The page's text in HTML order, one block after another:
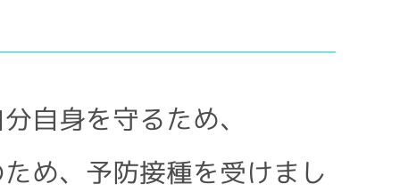
自身を守るため、
め、予防接種を受けまし